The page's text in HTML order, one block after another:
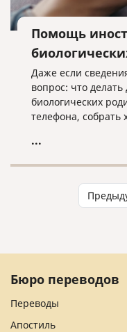
Помощь
Даже если
вопрос: что
биологических
телефона, собрать
...
Бюро переводов
Переводы
Апостиль